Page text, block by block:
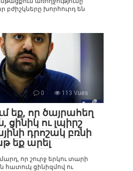
բժիշկները խորհուրդ են
0 113 Vues :
եք, որ ծայրահեղ
ու լպիրշ
դրոշակ բռնի
եք արել
որ շուրջ երկու տարի
ցինիզմով ու